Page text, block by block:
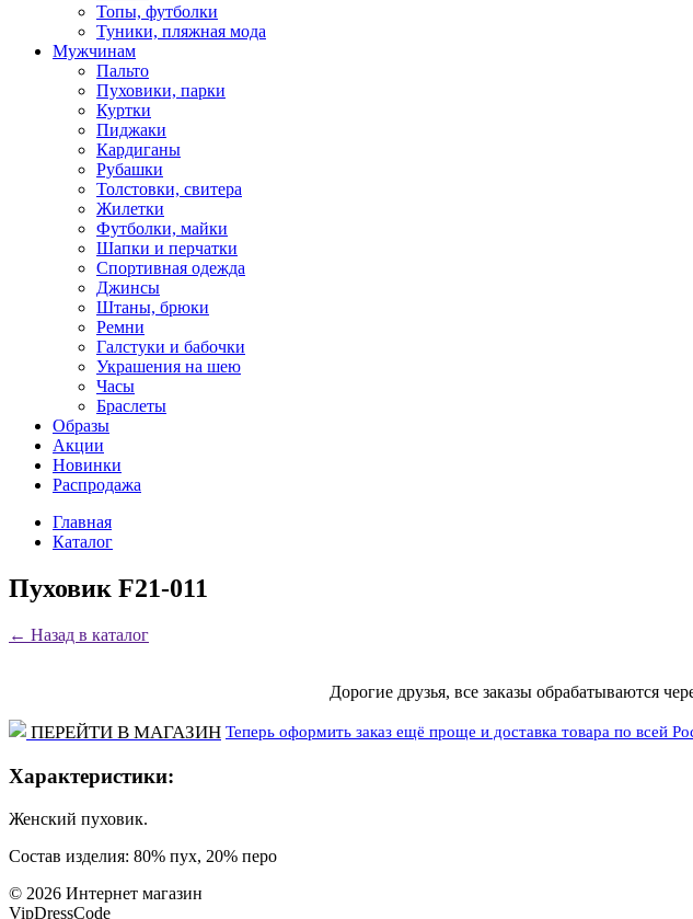
Топы, футболки
Туники, пляжная мода
Мужчинам
Пальто
Пуховики, парки
Куртки
Пиджаки
Кардиганы
Рубашки
Толстовки, свитера
Жилетки
Футболки, майки
Шапки и перчатки
Спортивная одежда
Джинсы
Штаны, брюки
Ремни
Галстуки и бабочки
Украшения на шею
Часы
Браслеты
Образы
Акции
Новинки
Распродажа
Главная
Каталог
Пуховик F21-011
← Назад в каталог
Дорогие друзья, все заказы обрабатываются
ПЕРЕЙТИ В МАГАЗИН Теперь оформить заказ ещё проще и доставка товара по всей
Характеристики:
Женский пуховик.
Состав изделия: 80% пух, 20% перо
© 2026 Интернет магазин
VipDressCode